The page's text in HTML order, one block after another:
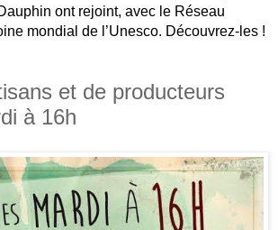
ont rejoint, avec le Réseau
mondial de l’Unesco. Découvrez-les !
et de producteurs
à 16h